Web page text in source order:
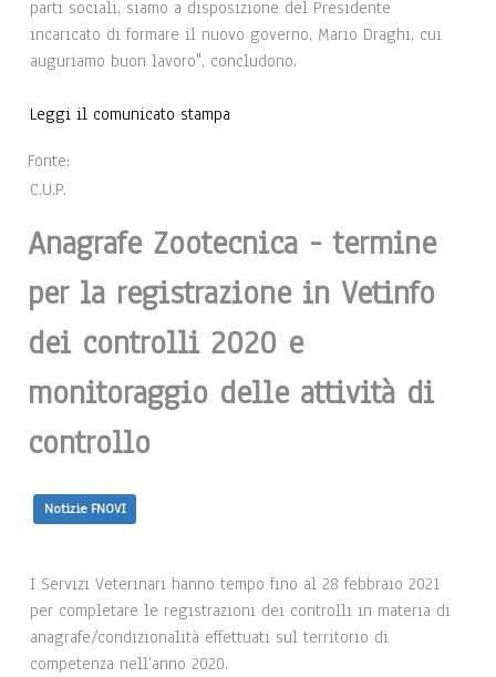
parti sociali, siamo a disposizione del Presidente
incaricato di formare il nuovo governo, Mario Draghi, cui
auguriamo buon lavoro", concludono.
Leggi il comunicato stampa
Fonte:
C.U.P.
Anagrafe Zootecnica - termine
per la registrazione in Vetinfo
dei controlli 2020 e
monitoraggio delle attività di
controllo
Notizie FNOVI
I Servizi Veterinari hanno tempo fino al 28 febbraio 2021
per completare le registrazioni dei controlli in materia di
anagrafe/condizionalità effettuati sul territorio di
competenza nell’anno 2020.